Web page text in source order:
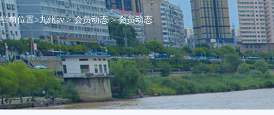
当前位置>九州av>会员动态>会员动态